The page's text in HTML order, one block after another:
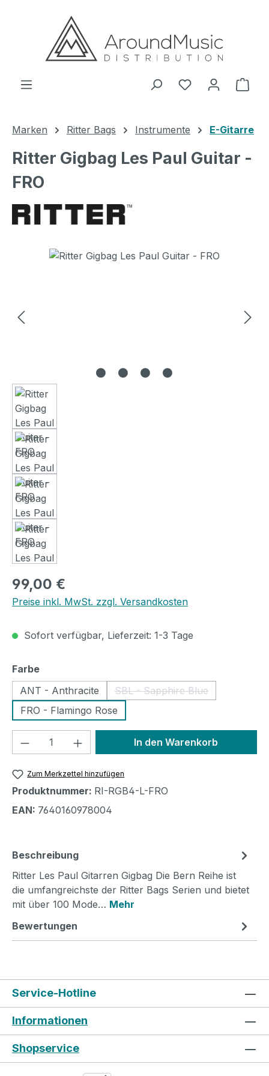
Zum Hauptinhalt springen
Marken Ritter Bags Instrumente E-Gitarre
Ritter Gigbag Les Paul Guitar -
FRO
Bildergalerie überspringen
Regulärer Preis:
99,00 €
Preise inkl. MwSt. zzgl. Versandkosten
Sofort verfügbar, Lieferzeit: 1-3 Tage
Farbeauswählen
ANT - Anthracite
SBL - Sapphire Blue
(Diese Option ist zurzeit
FRO - Flamingo Rose
Produkt Anzahl: Gib denIn den Warenkorb
Zum Merkzettel hinzufügen
Produktnummer: RI-RGB4-L-FRO
EAN: 7640160978004
Beschreibung
Ritter Les Paul Gitarren Gigbag Die Bern Reihe ist
die umfangreichste der Ritter Bags Serien und bietet
mit über 100 Mode… Mehr
Bewertungen
Service-Hotline
Informationen
Shopservice